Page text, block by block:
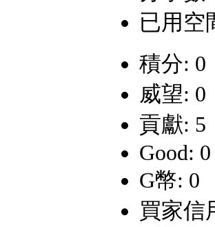
已用空
積分: 0
威望: 0
貢獻: 5
Good: 0
G幣: 0
買家信